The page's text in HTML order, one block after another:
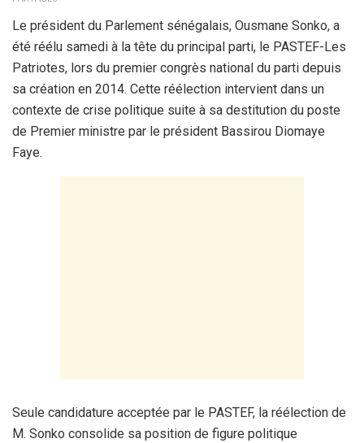
Le président du Parlement sénégalais, Ousmane Sonko, a
été réélu samedi à la tête du principal parti, le PASTEF-Les
Patriotes, lors du premier congrès national du parti depuis
sa création en 2014. Cette réélection intervient dans un
contexte de crise politique suite à sa destitution du poste
de Premier ministre par le président Bassirou Diomaye
Faye.
Seule candidature acceptée par le PASTEF, la réélection de
M. Sonko consolide sa position de figure politique